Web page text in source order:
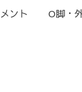
ント O脚・